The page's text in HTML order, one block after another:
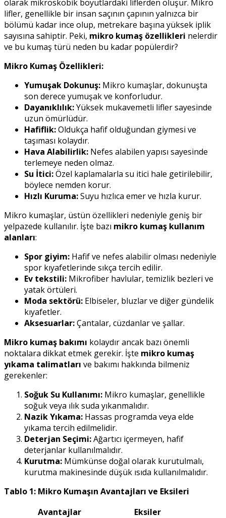
olarak mikroskobik boyutlardaki liflerden oluşur. Mikro
lifler, genellikle bir insan saçının çapının yalnızca bir
bölümü kadar ince olup, metrekare başına yüksek iplik
sayısına sahiptir. Peki, mikro kumaş özellikleri nelerdir
ve bu kumaş türü neden bu kadar popülerdir?
Mikro Kumaş Özellikleri:
Yumuşak Dokunuş: Mikro kumaşlar, dokunuşta
son derece yumuşak ve konforludur.
Dayanıklılık:Yüksek mukavemetli lifler sayesinde
uzun ömürlüdür.
Hafiflik:Oldukça hafif olduğundan giymesi ve
taşıması kolaydır.
Hava Alabilirlik: Nefes alabilen yapısı sayesinde
terlemeye neden olmaz.
Su İtici:Özel kaplamalarla su itici hale getirilebilir,
böylece nemden korur.
Hızlı Kuruma:Suyu hızlıca emer ve hızla kurur.
Mikro kumaşlar, üstün özellikleri nedeniyle geniş bir
yelpazede kullanılır. İşte bazı mikro kumaş kullanım
alanları:
Spor giyim: Hafif ve nefes alabilir olması nedeniyle
spor kıyafetlerinde sıkça tercih edilir.
Ev tekstili: Mikrofiber havlular, temizlik bezleri ve
yatak örtüleri.
Moda sektörü: Elbiseler, bluzlar ve diğer gündelik
kıyafetler.
Aksesuarlar:Çantalar, cüzdanlar ve şallar.
Mikro kumaş bakımı kolaydır ancak bazı önemli
noktalara dikkat etmek gerekir. İşte mikro kumaş
yıkama talimatları ve bakımı hakkında bilmeniz
gerekenler:
Soğuk Su Kullanımı: Mikro kumaşlar, genellikle
soğuk veya ılık suda yıkanmalıdır.
Nazik Yıkama: Hassas programda veya elde
yıkama tercih edilmelidir.
Deterjan Seçimi:Ağartıcı içermeyen, hafif
deterjanlar kullanılmalıdır.
Kurutma: Mümkünse doğal olarak kurutulmalı,
kurutma makinesinde düşük ısıda kullanılmalıdır.
Tablo 1: Mikro Kumaşın Avantajları ve Eksileri
Avantajlar
Eksiler